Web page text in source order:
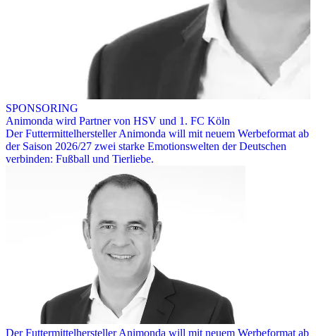
SPONSORING
Animonda wird Partner von HSV und 1. FC Köln
Der Futtermittelhersteller Animonda will mit neuem Werbeformat ab
der Saison 2026/27 zwei starke Emotionswelten der Deutschen
verbinden: Fußball und Tierliebe.
Der Futtermittelhersteller Animonda will mit neuem Werbeformat ab